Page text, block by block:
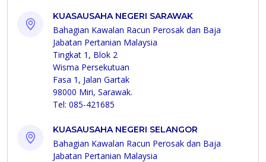
KUASAUSAHA NEGERI SARAWAK
Bahagian Kawalan Racun Perosak dan Baja
Jabatan Pertanian Malaysia
Tingkat 1, Blok 2
Wisma Persekutuan
Fasa 1, Jalan Gartak
98000 Miri, Sarawak.
Tel: 085-421685
KUASAUSAHA NEGERI SELANGOR
Bahagian Kawalan Racun Perosak dan Baja
Jabatan Pertanian Malaysia